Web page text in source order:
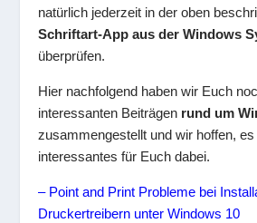
natürlich jederzeit in der oben
Schriftart-App aus der Windows
überprüfen.
Hier nachfolgend haben wir Euch
interessanten Beiträgen rund um
zusammengestellt und wir hoffen,
interessantes für Euch dabei.
– Point and Print Probleme bei
Druckertreibern unter Windows 10